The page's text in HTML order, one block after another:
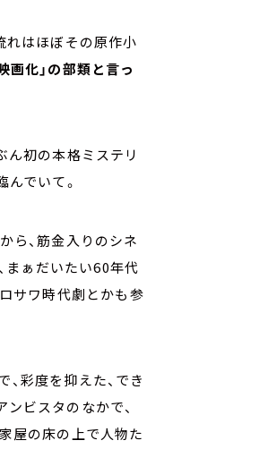
れはほぼその原作小
画化」の部類と言っ
ん初の本格ミステリ
でいて。
ら、筋金入りのシネ
まぁだいたい60年代
サワ時代劇とかも参
彩度を抑えた、でき
ビスタのなかで、
屋の床の上で人物た